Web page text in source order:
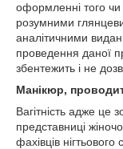
оформленні того чи
розумними
аналітичними
проведення даної
збентежить і не
Манікюр,
Вагітність адже це
представниці
фахівців